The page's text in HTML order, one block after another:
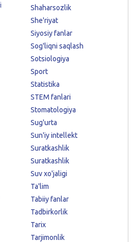
Shaharsozlik
She'riyat
Siyosiy fanlar
Sog'liqni saqlash
Sotsiologiya
Sport
Statistika
STEM fanlari
Stomatologiya
Sug'urta
Sun'iy intellekt
Suratkashlik
Suratkashlik
Suv xo'jaligi
Ta'lim
Tabiiy fanlar
Tadbirkorlik
Tarix
Tarjimonlik